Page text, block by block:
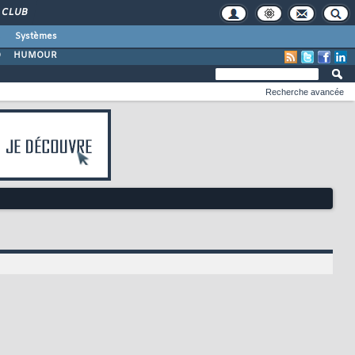
CLUB
Systèmes
HUMOUR
Recherche avancée